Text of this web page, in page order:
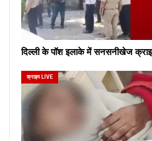
दिल्ली के पॉश इलाके में सनसनीखेज
क्राइम LIVE